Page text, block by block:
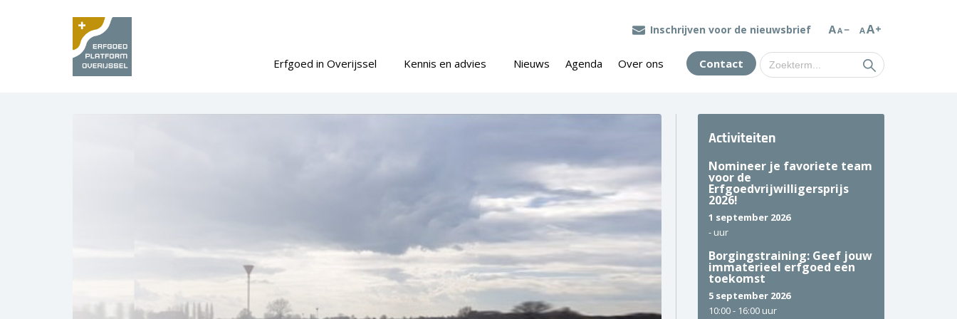
Inschrijven voor de nieuwsbrief
Erfgoed in Overijssel Kennis en advies Nieuws Agenda Over ons Contact
Zoek
naar:
Activiteiten
Nomineer je favoriete team
voor de
Erfgoedvrijwilligersprijs
2026!
1 september 2026
- uur
Borgingstraining: Geef jouw
immaterieel erfgoed een
toekomst
5 september 2026
10:00 - 16:00 uur